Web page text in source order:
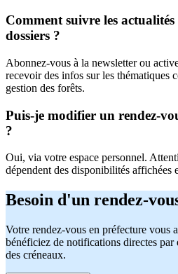
Comment suivre les
dossiers ?
Abonnez-vous à la newsletter ou
recevoir des infos sur les thématiques
gestion des forêts.
Puis-je modifier un rendez-
?
Oui, via votre espace personnel.
dépendent des disponibilités affichées
Besoin d'un rendez-
Votre rendez-vous en préfecture vous
bénéficiez de notifications directes
des créneaux.